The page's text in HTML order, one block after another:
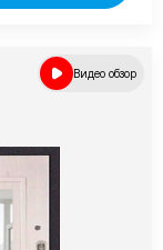
Видео обзор